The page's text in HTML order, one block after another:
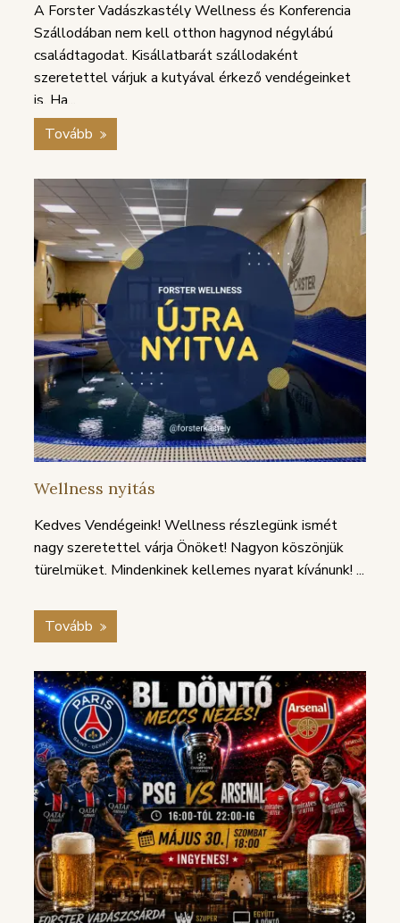
A Forster Vadászkastély Wellness és Konferencia
Szállodában nem kell otthon hagynod négylábú
családtagodat. Kisállatbarát szállodaként
szeretettel várjuk a kutyával érkező vendégeinket
is. Ha...
Tovább
Wellness nyitás
Kedves Vendégeink! Wellness részlegünk ismét
nagy szeretettel várja Önöket! Nagyon köszönjük
türelmüket. Mindenkinek kellemes nyarat kívánunk! ...
Tovább